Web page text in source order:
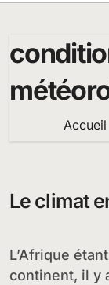
Accueil
Le climat
L’Afrique étant le deuxième plus grand
continent, il y